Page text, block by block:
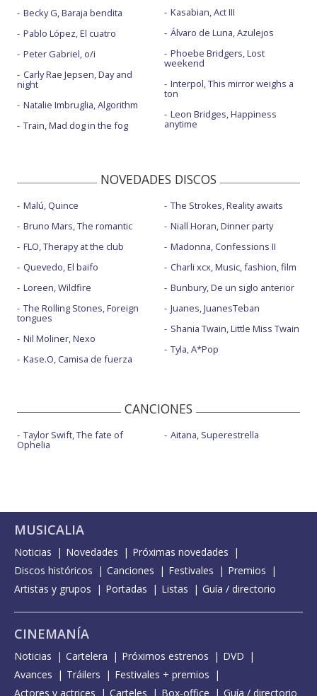
Becky G, Baraja bendita
Pablo López, El cuatro
Peter Gabriel, o/i
Carly Rae Jepsen, Day and
night
Natalie Imbruglia, Algorithm
Train, Mad dog in the fog
Kasabian, Act III
Álvaro de Luna, Azulejos
Phoebe Bridgers, Lost
weekend
Interpol, This mirror weighs a
ton
Leon Bridges, Happiness
anytime
NOVEDADES DISCOS
Malú, Quince
Bruno Mars, The romantic
FLO, Therapy at the club
Quevedo, El baifo
Loreen, Wildfire
The Rolling Stones, Foreign
tongues
Nil Moliner, Nexo
Kase.O, Camisa de fuerza
The Strokes, Reality awaits
Niall Horan, Dinner party
Madonna, Confessions II
Charli xcx, Music, fashion, film
Bunbury, De un siglo anterior
Juanes, JuanesTeban
Shania Twain, Little Miss Twain
Tyla, A*Pop
CANCIONES
Taylor Swift, The fate of
Ophelia
Aitana, Superestrella
MUSICALIA
Noticias Novedades
Próximas novedades
Discos históricos
Canciones Festivales
Premios
Artistas y grupos
Portadas Listas Guía / directorio
CINEMANÍA
Noticias Cartelera Próximos estrenos
DVD
Avances
Tráilers
Festivales + premios
Actores y actrices
Carteles Box-office Guía / directorio